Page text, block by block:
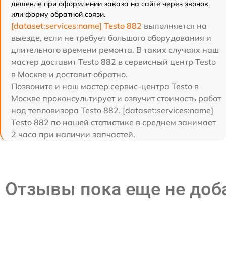
дешевле при оформлении заказа на сайте через звонок
или форму обратной связи.
[dataset:services:name] Testo 882 выполняется на
выезде, если не требует большого оборудования и
длительного времени ремонта. В таких случаях наш
мастер доставит Testo 882 в сервисный центр Testo
в Москве и доставит обратно.
Позвоните и наш мастер сервис-центра Testo в
Москве проконсультирует и озвучит стоимость работ
над тепловизора Testo 882. [dataset:services:name]
Testo 882 по нашей статистике в среднем занимает
2 часа при наличии запчастей.
Отзывы пока еще не